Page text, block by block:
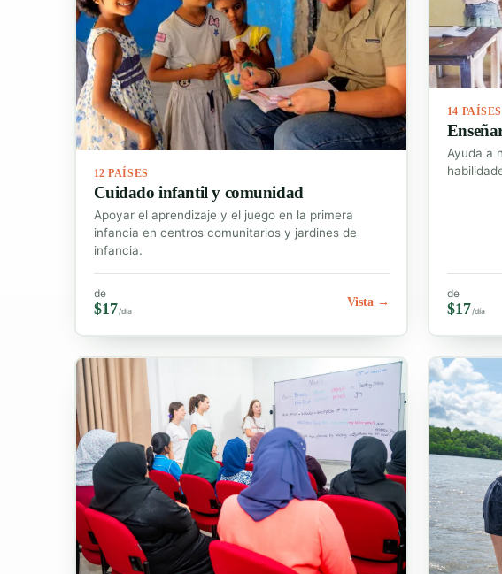
12 PAÍSES
Cuidado infantil y comunidad
Apoyar el aprendizaje y el juego en la primera
infancia en centros comunitarios y jardines de
infancia.
de
$17/día
Vista →
14 PAÍSES
Ayuda a
de
$17/día